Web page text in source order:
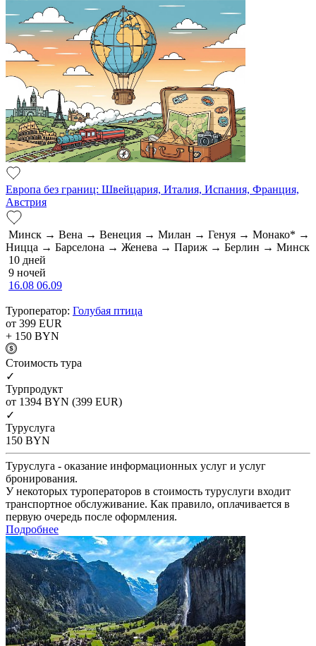
Европа без границ: Швейцария, Италия, Испания, Франция,
Австрия
Минск → Вена → Венеция → Милан → Генуя → Монако* →
Ницца → Барселона → Женева → Париж → Берлин → Минск
10 дней
9 ночей
16.08 06.09
Туроператор: Голубая птица
от 399 EUR
+ 150 BYN
Cтоимость тура
✓
Турпродукт
от 1394 BYN (399 EUR)
✓
Туруслуга
150 BYN
Туруслуга - оказание информационных услуг и услуг
бронирования.
У некоторых туроператоров в стоимость туруслуги входит
транспортное обслуживание. Как правило, оплачивается в
первую очередь после оформления.
Подробнее